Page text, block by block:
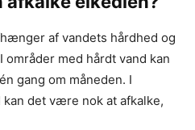
af vandets hårdhed og
med hårdt vand kan
gang om måneden. I
det være nok at afkalke,